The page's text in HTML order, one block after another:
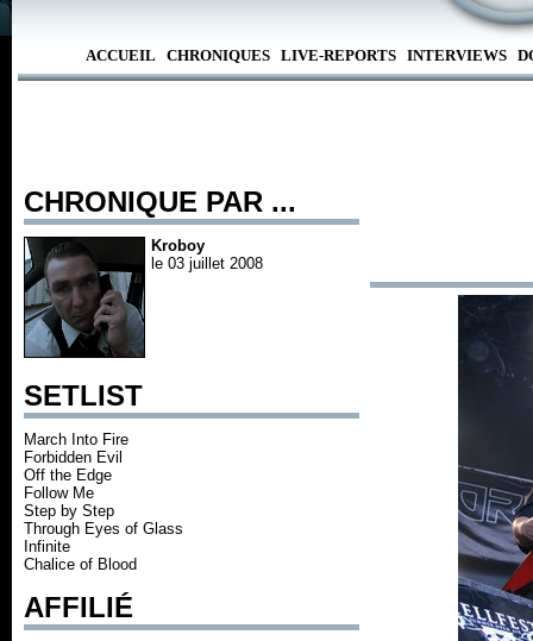
ACCUEIL CHRONIQUES LIVE-REPORTS INTERVIEWS
CHRONIQUE PAR ...
Kroboy
le 03 juillet 2008
SETLIST
March Into Fire
Forbidden Evil
Off the Edge
Follow Me
Step by Step
Through Eyes of Glass
Infinite
Chalice of Blood
AFFILIÉ